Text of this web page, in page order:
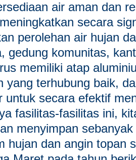
air aman dan
secara
perolehan air hujan
gedung komunitas,
memiliki atap
yang terhubung baik,
untuk secara efektif
fasilitas-fasilitas ini,
menyimpan
hujan dan angin topan